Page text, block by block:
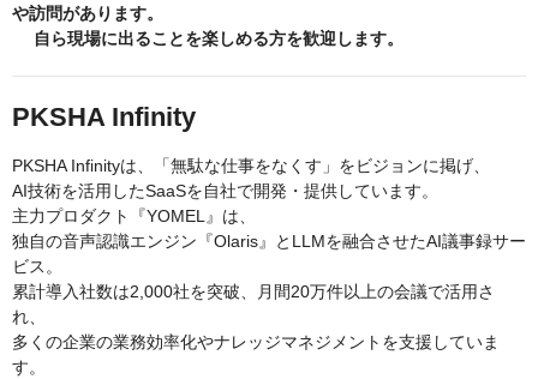
や訪問があります。
自ら現場に出ることを楽しめる方を歓迎します。
PKSHA Infinity
PKSHA Infinityは、「無駄な仕事をなくす」をビジョンに掲げ、
AI技術を活用したSaaSを自社で開発・提供しています。
主力プロダクト『YOMEL』は、
独自の音声認識エンジン『Olaris』とLLMを融合させたAI議事録サー
ビス。
累計導入社数は2,000社を突破、月間20万件以上の会議で活用さ
れ、
多くの企業の業務効率化やナレッジマネジメントを支援していま
す。